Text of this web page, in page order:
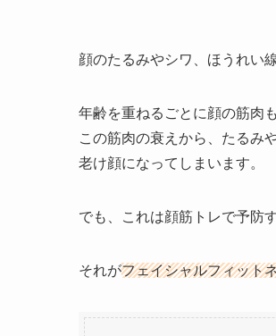
顔のたるみやシワ、ほうれい
年齢を重ねるごとに顔の筋肉
この筋肉の衰えから、たるみ
老け顔になってしまいます。
でも、これは顔筋トレで予防
それがフェイシャルフィット